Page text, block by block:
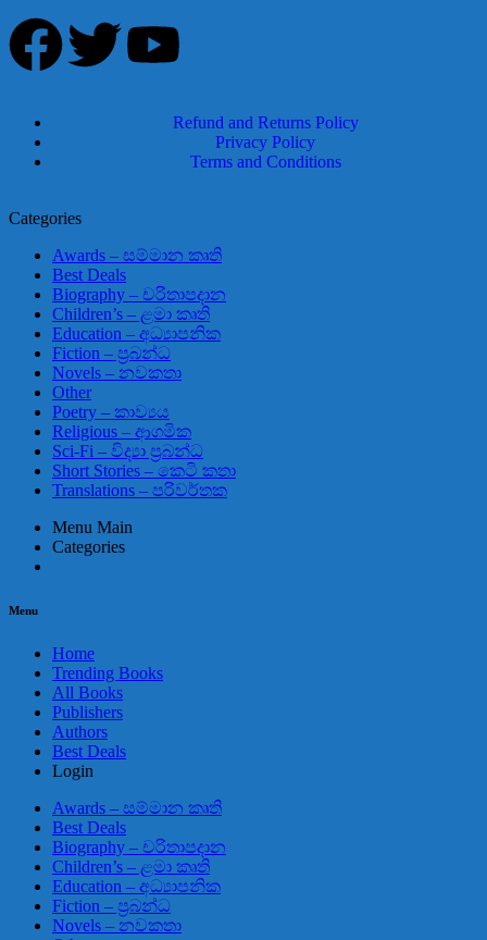
Refund and Returns Policy
Privacy Policy
Terms and Conditions
Categories
Awards – සම්මාන කෘති
Best Deals
Biography – චරිතාපදාන
Children’s – ළමා කෘති
Education – අධ්‍යාපනික
Fiction – ප්‍රබන්ධ
Novels – නවකතා
Other
Poetry – කාව්‍යය
Religious – ආගමික
Sci-Fi – විද්‍යා ප්‍රබන්ධ
Short Stories – කෙටි කතා
Translations – පරිවර්තක
Menu Main
Categories
Menu
Home
Trending Books
All Books
Publishers
Authors
Best Deals
Login
Awards – සම්මාන කෘති
Best Deals
Biography – චරිතාපදාන
Children’s – ළමා කෘති
Education – අධ්‍යාපනික
Fiction – ප්‍රබන්ධ
Novels – නවකතා